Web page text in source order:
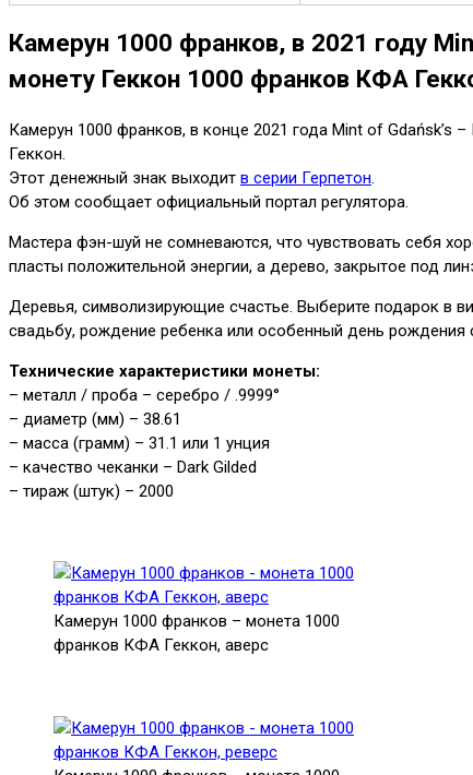
Камерун 1000 франков, в 2021 году
монету Геккон 1000 франков КФА
Камерун 1000 франков, в конце 2021 года Mint of
Геккон.
Этот денежный знак выходит в серии Герпетон.
Об этом сообщает официальный портал регулятора.
Мастера фэн-шуй не сомневаются, что чувствовать себя
пласты положительной энергии, а дерево, закрытое под
Деревья, символизирующие счастье. Выберите подарок в
свадьбу, рождение ребенка или особенный день
Технические характеристики монеты:
– металл / проба – серебро / .9999°
– диаметр (мм) – 38.61
– масса (грамм) – 31.1 или 1 унция
– качество чеканки – Dark Gilded
– тираж (штук) – 2000
Камерун 1000 франков – монета 1000
франков КФА Геккон, аверс